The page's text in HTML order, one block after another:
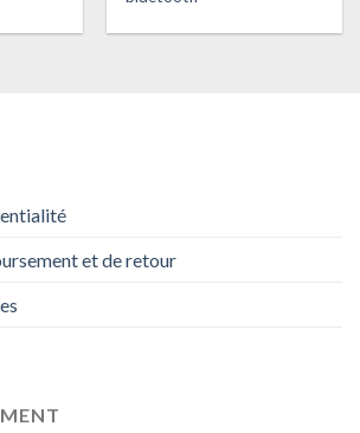
et de retour